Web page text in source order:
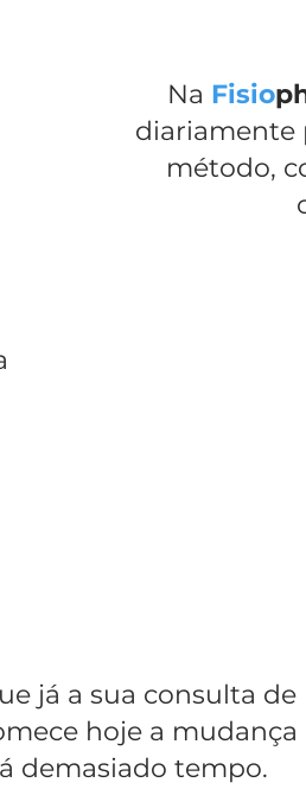
Na Fisio
diariamente
método,
já a sua consulta de
hoje a mudança
demasiado tempo.